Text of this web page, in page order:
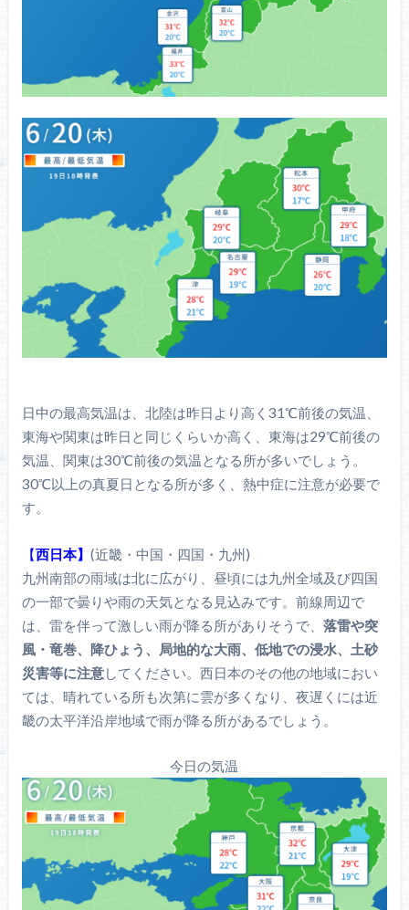
日中の最高気温は、北陸は昨日より高く31℃前後の気温、
東海や関東は昨日と同じくらいか高く、東海は29℃前後の
気温、関東は30℃前後の気温となる所が多いでしょう。
30℃以上の真夏日となる所が多く、熱中症に注意が必要で
す。
【西日本】 (近畿・中国・四国・九州)
九州南部の雨域は北に広がり、昼頃には九州全域及び四国
の一部で曇りや雨の天気となる見込みです。前線周辺で
は、雷を伴って激しい雨が降る所がありそうで、 落雷や突
風・竜巻、降ひょう、局地的な大雨、低地での浸水、土砂
災害等に注意してください。西日本のその他の地域におい
ては、晴れている所も次第に雲が多くなり、夜遅くには近
畿の太平洋沿岸地域で雨が降る所があるでしょう。
今日の気温